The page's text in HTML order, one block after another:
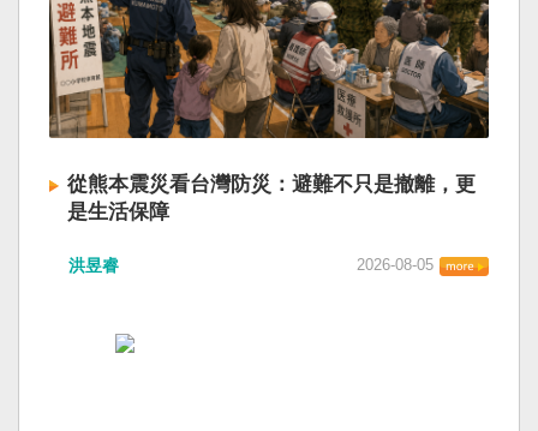
從熊本震災看台灣防災：避難不只是撤離，更
是生活保障
洪昱睿 2026-08-05